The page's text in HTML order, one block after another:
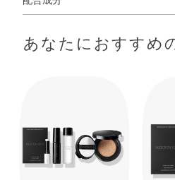
水・メチルトリメチコン・メト
ヘキサン酸セチル・ポリグリセ
キシエチルジメチコン・アルガ
ブ果実油・カニナバラ果実エキ
ミツレ花エキス・グリチルリチ
あなたにおすすめ